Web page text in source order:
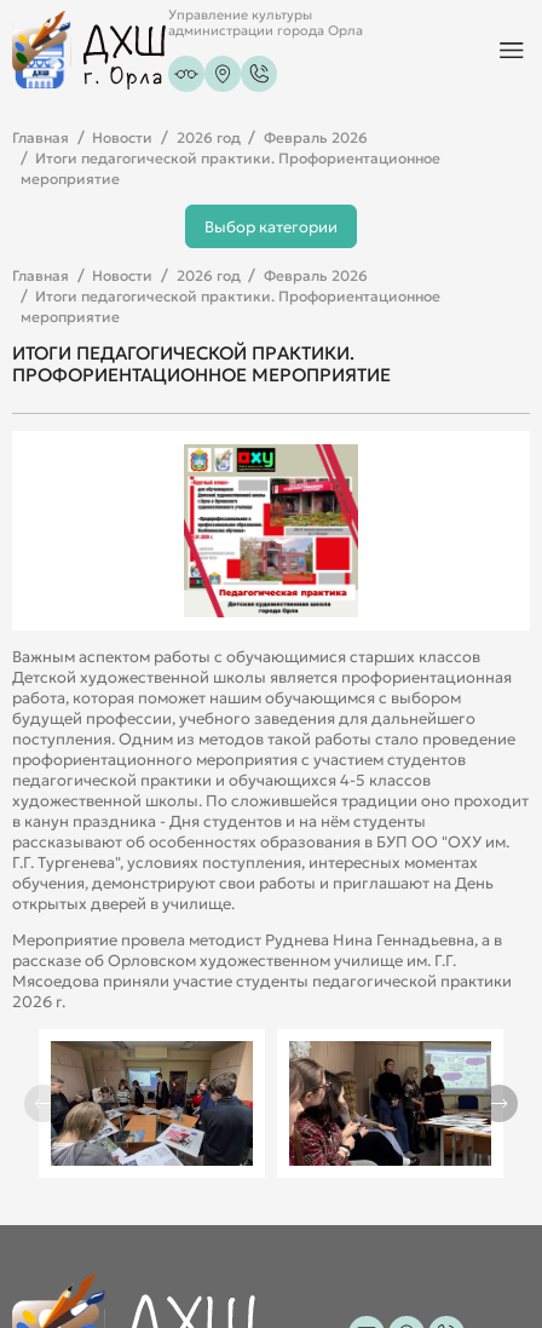
Управление культуры
администрации города Орла
Главная Новости 2026 год
Февраль 2026
Итоги педагогической практики. Профориентационное
мероприятие
Выбор категории
Главная Новости 2026 год
Февраль 2026
Итоги педагогической практики. Профориентационное
мероприятие
ИТОГИ ПЕДАГОГИЧЕСКОЙ ПРАКТИКИ.
ПРОФОРИЕНТАЦИОННОЕ МЕРОПРИЯТИЕ
Важным аспектом работы с обучающимися старших классов
Детской художественной школы является профориентационная
работа, которая поможет нашим обучающимся с выбором
будущей профессии, учебного заведения для дальнейшего
поступления. Одним из методов такой работы стало проведение
профориентационного мероприятия с участием студентов
педагогической практики и обучающихся 4-5 классов
художественной школы. По сложившейся традиции оно проходит
в канун праздника - Дня студентов и на нём студенты
рассказывают об особенностях образования в БУП ОО "ОХУ им.
Г.Г. Тургенева", условиях поступления, интересных моментах
обучения, демонстрируют свои работы и приглашают на День
открытых дверей в училище.
Мероприятие провела методист Руднева Нина Геннадьевна, а в
рассказе об Орловском художественном училище им. Г.Г.
Мясоедова приняли участие студенты педагогической практики
2026 г.